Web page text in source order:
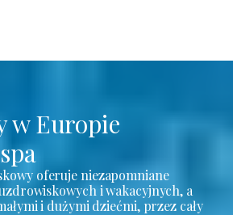
w Europie
oferuje niezapomniane
i wakacyjnych, a
i dużymi dziećmi, przez cały